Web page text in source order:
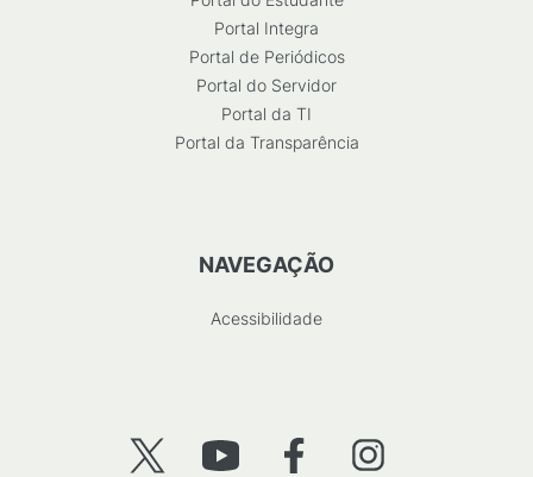
Portal Integra
Portal de Periódicos
Portal do Servidor
Portal da TI
Portal da Transparência
NAVEGAÇÃO
Acessibilidade